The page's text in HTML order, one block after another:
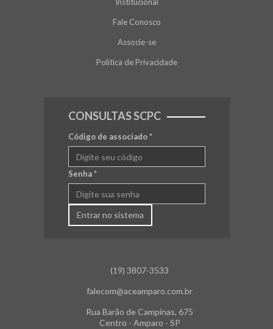
Fale Conosco
Associe-se
Política de Privacidade
CONSULTAS SCPC
Código de associado*
Senha*
Entrar no sistema
(19) 3807-3533
falecom@aceamparo.com.br
Rua Barão de Campinas, 675
Centro - Amparo - SP